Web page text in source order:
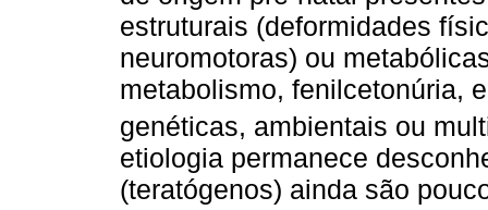
estruturais (deformidades
neuromotoras) ou
metabolismo, fenilcetonúria,
genéticas, ambientais ou
etiologia permanece
(teratógenos) ainda são